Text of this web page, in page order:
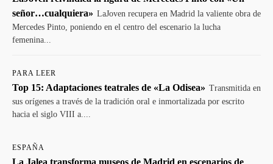
señor…cualquiera» LaJoven recupera en Madrid la valiente obra de
Mercedes Pinto, poniendo en el centro del escenario la lucha
femenina...
PARA LEER
Top 15: Adaptaciones teatrales de «La Odisea» Transmitida en
sus orígenes a través de la tradición oral e inmortalizada por escrito
hacia el siglo VIII a....
ESPAÑA